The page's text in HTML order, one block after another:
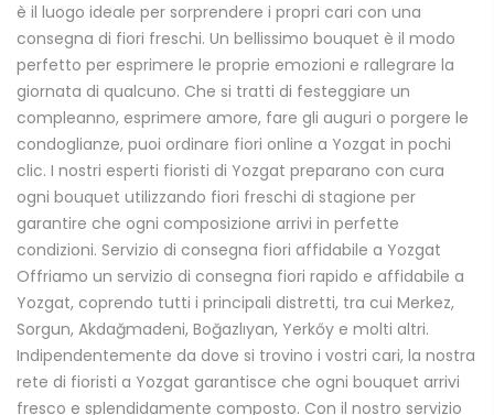
è il luogo ideale per sorprendere i propri cari con una
consegna di fiori freschi. Un bellissimo bouquet è il modo
perfetto per esprimere le proprie emozioni e rallegrare la
giornata di qualcuno. Che si tratti di festeggiare un
compleanno, esprimere amore, fare gli auguri o porgere le
condoglianze, puoi ordinare fiori online a Yozgat in pochi
clic. I nostri esperti fioristi di Yozgat preparano con cura
ogni bouquet utilizzando fiori freschi di stagione per
garantire che ogni composizione arrivi in perfette
condizioni. Servizio di consegna fiori affidabile a Yozgat
Offriamo un servizio di consegna fiori rapido e affidabile a
Yozgat, coprendo tutti i principali distretti, tra cui Merkez,
Sorgun, Akdağmadeni, Boğazlıyan, Yerkőy e molti altri.
Indipendentemente da dove si trovino i vostri cari, la nostra
rete di fioristi a Yozgat garantisce che ogni bouquet arrivi
fresco e splendidamente composto. Con il nostro servizio